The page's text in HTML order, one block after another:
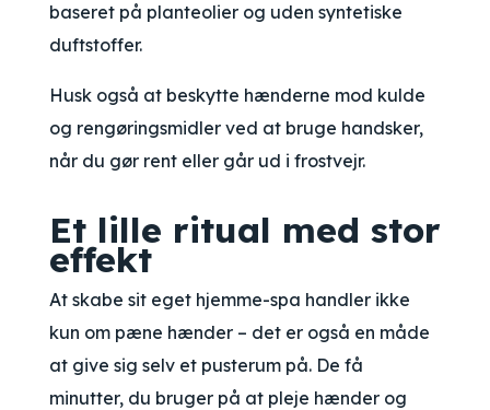
baseret på planteolier og uden syntetiske
duftstoffer.
Husk også at beskytte hænderne mod kulde
og rengøringsmidler ved at bruge handsker,
når du gør rent eller går ud i frostvejr.
Et lille ritual med stor
effekt
At skabe sit eget hjemme-spa handler ikke
kun om pæne hænder – det er også en måde
at give sig selv et pusterum på. De få
minutter, du bruger på at pleje hænder og